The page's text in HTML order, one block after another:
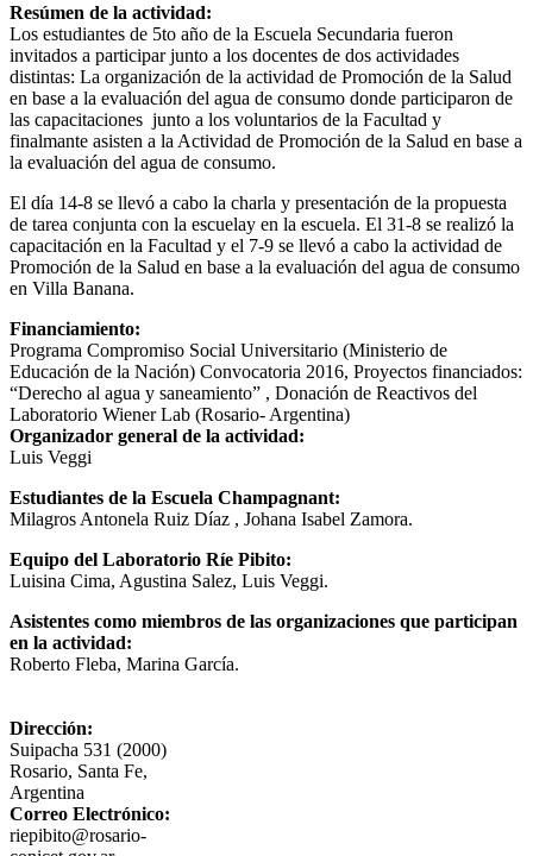
Resúmen de la actividad:
Los estudiantes de 5to año de la Escuela Secundaria fueron
invitados a participar junto a los docentes de dos actividades
distintas: La organización de la actividad de Promoción de la Salud
en base a la evaluación del agua de consumo donde participaron de
las capacitaciones junto a los voluntarios de la Facultad y
finalmante asisten a la Actividad de Promoción de la Salud en base a
la evaluación del agua de consumo.
El día 14-8 se llevó a cabo la charla y presentación de la propuesta
de tarea conjunta con la escuelay en la escuela. El 31-8 se realizó la
capacitación en la Facultad y el 7-9 se llevó a cabo la actividad de
Promoción de la Salud en base a la evaluación del agua de consumo
en Villa Banana.
Financiamiento:
Programa Compromiso Social Universitario (Ministerio de
Educación de la Nación) Convocatoria 2016, Proyectos financiados:
“Derecho al agua y saneamiento” , Donación de Reactivos del
Laboratorio Wiener Lab (Rosario- Argentina)
Organizador general de la actividad:
Luis Veggi
Estudiantes de la Escuela Champagnant:
Milagros Antonela Ruiz Díaz , Johana Isabel Zamora.
Equipo del Laboratorio Ríe Pibito:
Luisina Cima, Agustina Salez, Luis Veggi.
Asistentes como miembros de las organizaciones que participan
en la actividad:
Roberto Fleba, Marina García.
Dirección:
Suipacha 531 (2000)
Rosario, Santa Fe,
Argentina
Correo Electrónico:
riepibito@rosario-